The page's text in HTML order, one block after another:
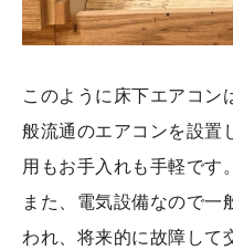
このように床下エアコン
般流通のエアコンを設置
用もお手入れも手軽です。
また、電気設備なので一
われ、将来的に故障して